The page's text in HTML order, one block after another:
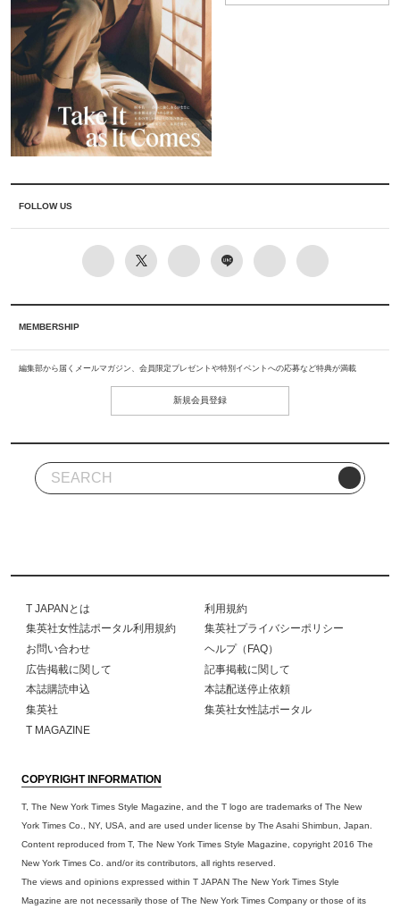
FOLLOW US
MEMBERSHIP
編集部から届くメールマガジン、会員限定プレゼントや特別イベントへの応募など特典が満載
新規会員登録
T JAPANとは
利用規約
集英社女性誌ポータル利用規約
集英社プライバシーポリシー
お問い合わせ
ヘルプ（FAQ）
広告掲載に関して
記事掲載に関して
本誌購読申込
本誌配送停止依頼
集英社
集英社女性誌ポータル
T MAGAZINE
COPYRIGHT INFORMATION
T, The New York Times Style Magazine, and the T logo are trademarks of The New
York Times Co., NY, USA, and are used under license by The Asahi Shimbun, Japan.
Content reproduced from T, The New York Times Style Magazine, copyright 2016 The
New York Times Co. and/or its contributors, all rights reserved.
The views and opinions expressed within T JAPAN The New York Times Style
Magazine are not necessarily those of The New York Times Company or those of its